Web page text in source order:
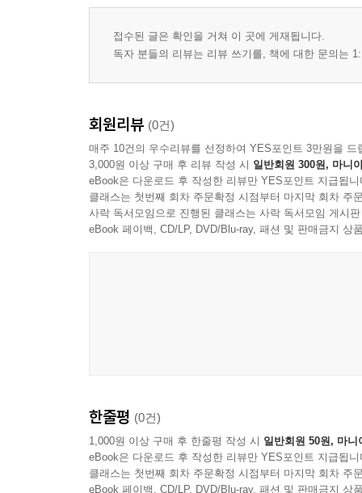
접수된 글은 확인을 거쳐 이 곳에 게재됩니다.
독자 분들의 리뷰는 리뷰 쓰기를, 책에 대한 문의는
회원리뷰 (0건)
매주 10건의 우수리뷰를 선정하여 YES포인트 3만원을 드
3,000원 이상 구매 후 리뷰 작성 시 일반회원 300원, 마니
eBook은 다운로드 후 작성한 리뷰만 YES포인트 지급됩니
클래스는 첫번째 회차 주문확정 시점부터 마지막 회차 주
사락 독서모임으로 진행된 클래스는 사락 독서모임 게시
eBook 페이백, CD/LP, DVD/Blu-ray, 패션 및 판매금지 상
한줄평 (0건)
1,000원 이상 구매 후 한줄평 작성 시 일반회원 50원, 마니
eBook은 다운로드 후 작성한 리뷰만 YES포인트 지급됩니
클래스는 첫번째 회차 주문확정 시점부터 마지막 회차 주
eBook 페이백, CD/LP, DVD/Blu-ray, 패션 및 판매금지 상